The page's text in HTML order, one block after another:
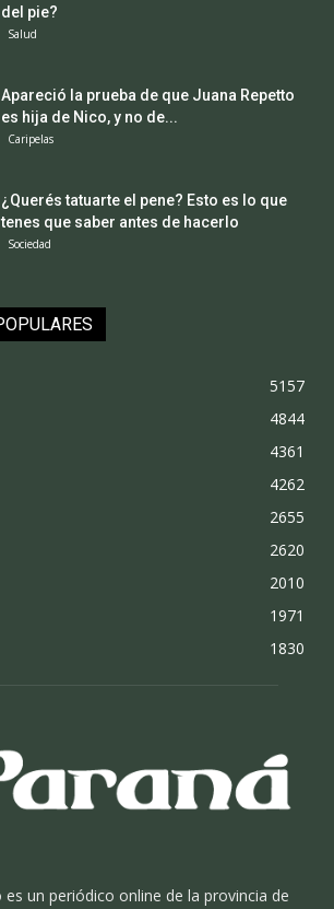
del pie?
Salud
Apareció la prueba de que Juana Repetto
es hija de Nico, y no de...
Caripelas
¿Querés tatuarte el pene? Esto es lo que
tenes que saber antes de hacerlo
Sociedad
5157
4844
4361
4262
2655
2620
2010
1971
1830
es un periódico online de la provincia de